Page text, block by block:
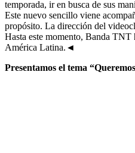
temporada, ir en busca de sus
Este nuevo sencillo viene
propósito. La dirección del
Hasta este momento, Banda TNT
América Latina.◄
Presentamos el tema